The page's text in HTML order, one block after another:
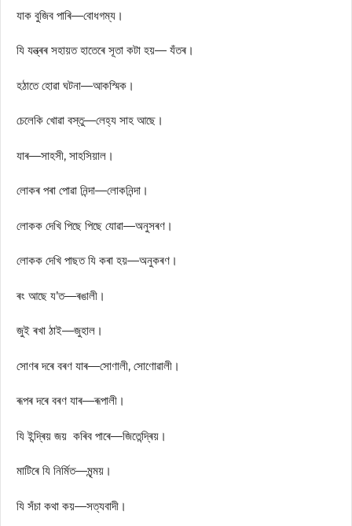
যাক বুজিব পাৰি—বোধগম্য।
যি যন্ত্ৰৰ সহায়ত হাতেৰে সূতা কটা হয়— যঁতৰ।
হঠাতে হোৱা ঘটনা—আকস্মিক।
চেলেকি খোৱা বস্তু—লেহ্য সাহ আছে।
যাৰ—সাহসী, সাহসিয়াল।
লোকৰ পৰা পোৱা নিন্দা—লোকনিন্দা।
লোকক দেখি পিছে পিছে যোৱা—অনুসৰণ।
লোকক দেখি পাছত যি কৰা হয়—অনুকৰণ।
ৰং আছে য’ত—ৰঙালী।
জুই ৰখা ঠাই—জুহাল।
সোণৰ দৰে বৰণ যাৰ—সোণালী, সোণোৱালী।
ৰূপৰ দৰে বৰণ যাৰ—ৰূপালী।
যি ইন্দ্ৰিয় জয় কৰিব পাৰে—জিতেন্দ্ৰিয়।
মাটিৰে যি নিৰ্মিত—মৃন্ময়।
যি সঁচা কথা কয়—সত্যবাদী।